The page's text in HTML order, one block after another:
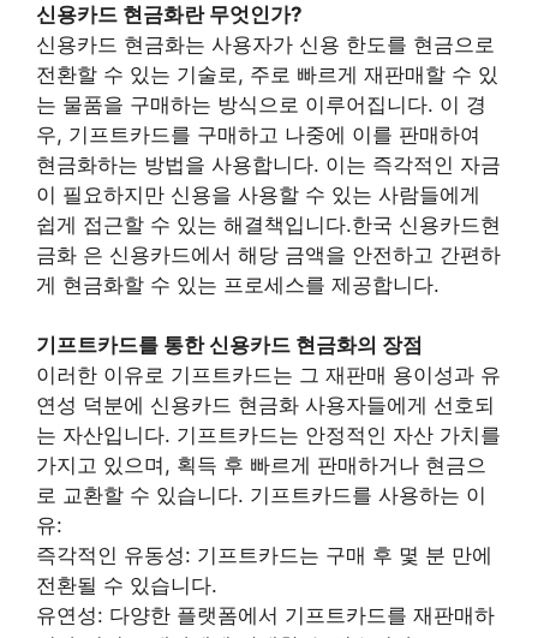
신용카드 현금화란 무엇인가?
신용카드 현금화는 사용자가 신용 한도를 현금으로
전환할 수 있는 기술로, 주로 빠르게 재판매할 수 있
는 물품을 구매하는 방식으로 이루어집니다. 이 경
우, 기프트카드를 구매하고 나중에 이를 판매하여
현금화하는 방법을 사용합니다. 이는 즉각적인 자금
이 필요하지만 신용을 사용할 수 있는 사람들에게
쉽게 접근할 수 있는 해결책입니다.한국 신용카드현
금화 은 신용카드에서 해당 금액을 안전하고 간편하
게 현금화할 수 있는 프로세스를 제공합니다.
기프트카드를 통한 신용카드 현금화의 장점
이러한 이유로 기프트카드는 그 재판매 용이성과 유
연성 덕분에 신용카드 현금화 사용자들에게 선호되
는 자산입니다. 기프트카드는 안정적인 자산 가치를
가지고 있으며, 획득 후 빠르게 판매하거나 현금으
로 교환할 수 있습니다. 기프트카드를 사용하는 이
유:
즉각적인 유동성: 기프트카드는 구매 후 몇 분 만에
전환될 수 있습니다.
유연성: 다양한 플랫폼에서 기프트카드를 재판매하